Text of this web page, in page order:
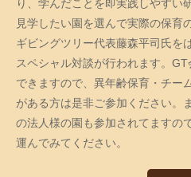
り、学んだことを即実践しやすい
見学したい園を選んで実際の保育
ギビングツリー代表藤森平司氏を
スペシャル対談が行われます。
できますので、異年齢保育・チー
がある方は是非ご参加ください。
の法人様の園も参加されてますの
運んでみてください。